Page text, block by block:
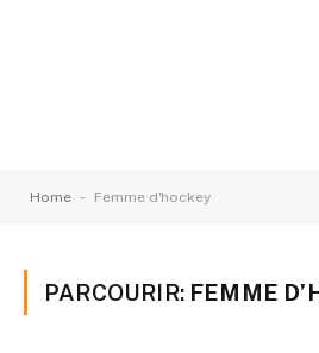
Home - Femme d'hockey
PARCOURIR: FEMME